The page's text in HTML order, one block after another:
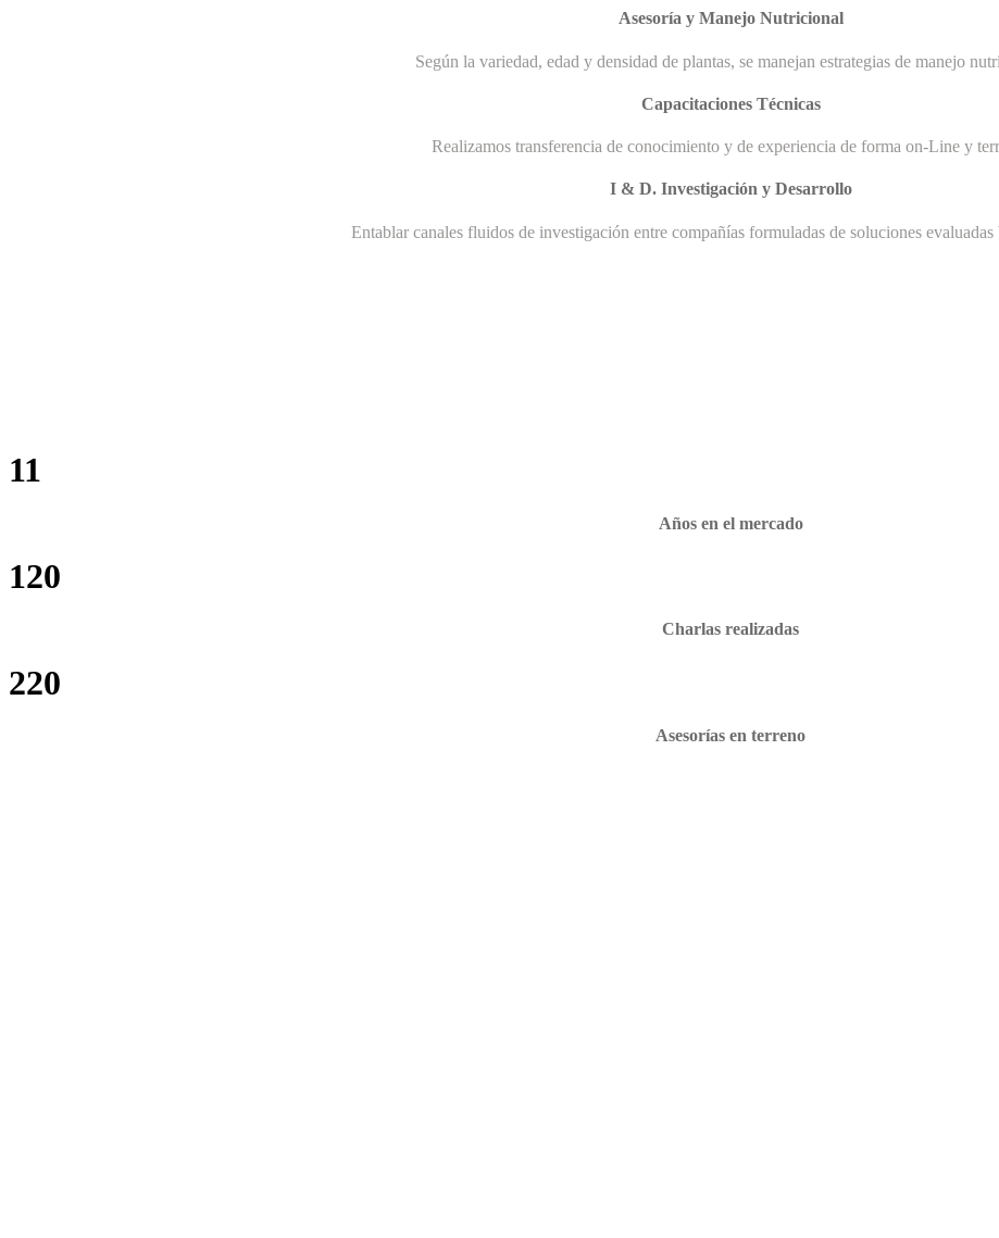
Asesoría y Manejo Nutricional
Según la variedad, edad y densidad de plantas, se manejan estrategias de manejo
Capacitaciones Técnicas
Realizamos transferencia de conocimiento y de experiencia de forma on-Line y
I & D. Investigación y Desarrollo
Entablar canales fluidos de investigación entre compañías formuladas de soluciones evaluadas
11
Años en el mercado
120
Charlas realizadas
220
Asesorías en terreno